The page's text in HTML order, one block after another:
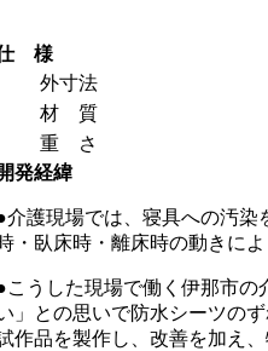
様
外寸法
材 質
重 さ
発経緯
介護現場では、寝具への汚染
・臥床時・離床時の動きに
こうした現場で働く伊那市の
」との思いで防水シーツの
作品を製作し、改善を加え、